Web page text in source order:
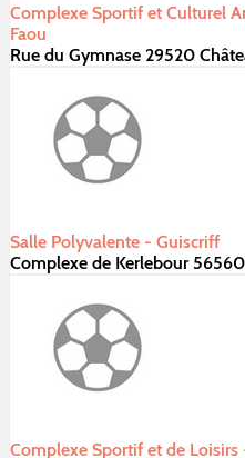
Complexe Sportif et Culturel
Faou
Rue du Gymnase 29520
Salle Polyvalente - Guiscriff
Complexe de Kerlebour
Complexe Sportif et de Loisirs